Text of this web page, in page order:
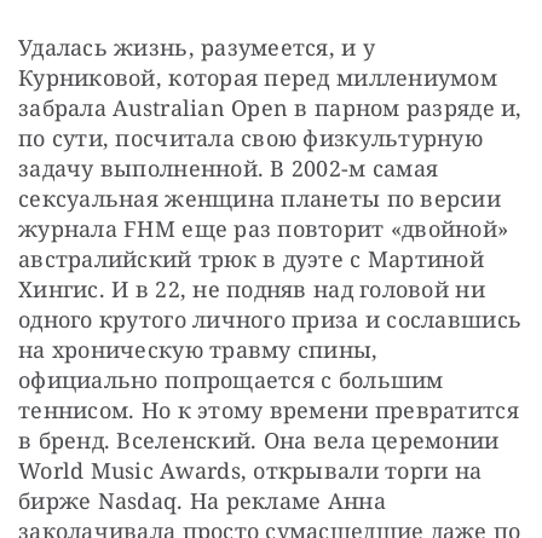
Удалась жизнь, разумеется, и у
Курниковой, которая перед миллениумом
забрала Australian Open в парном разряде и,
по сути, посчитала свою физкультурную
задачу выполненной. В 2002-м самая
сексуальная женщина планеты по версии
журнала FHM еще раз повторит «двойной»
австралийский трюк в дуэте с Мартиной
Хингис. И в 22, не подняв над головой ни
одного крутого личного приза и сославшись
на хроническую травму спины,
официально попрощается с большим
теннисом. Но к этому времени превратится
в бренд. Вселенский. Она вела церемонии
World Music Awards, открывали торги на
бирже Nasdaq. На рекламе Анна
заколачивала просто сумасшедшие даже по